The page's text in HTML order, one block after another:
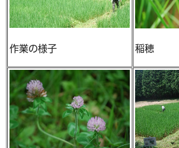
作業の様子 稲穂